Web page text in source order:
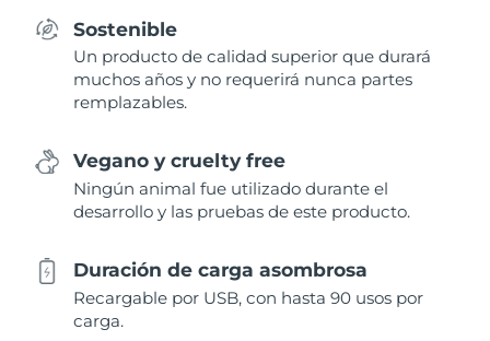
Sostenible
Un producto de calidad superior que durará
muchos años y no requerirá nunca partes
remplazables.
Vegano y cruelty free
Ningún animal fue utilizado durante el
desarrollo y las pruebas de este producto.
Duración de carga asombrosa
Recargable por USB, con hasta 90 usos por
carga.